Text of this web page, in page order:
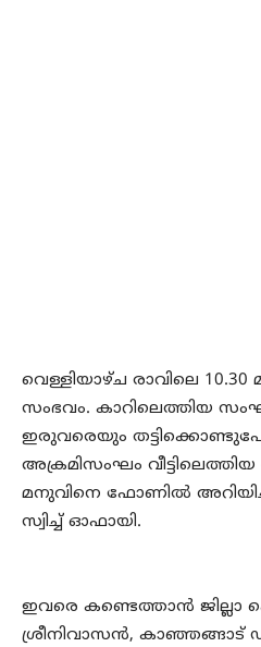
വെള്ളിയാഴ്ച രാവിലെ
സംഭവം. കാറിലെത്തിയ സംഘം
ഇരുവരെയും
അക്രമിസംഘം
മനുവിനെ ഫോണില്‍
സ്വിച്ച് ഓഫായി.
ഇവരെ കണ്ടെത്താന്‍
ശ്രീനിവാസന്‍,